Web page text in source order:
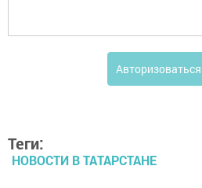
Авторизоваться
Теги:
НОВОСТИ В ТАТАРСТАНЕ